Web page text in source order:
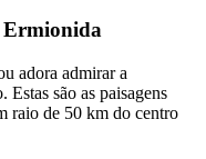
Ermionida
adora admirar a
são as paisagens
raio de 50 km do centro